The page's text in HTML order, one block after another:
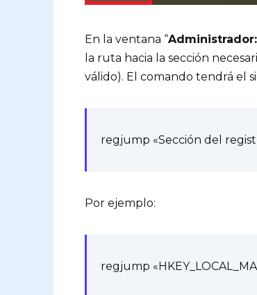
En la ventana “
la ruta hacia la sección
válido). El comando tendrá el
regjump «Sección del
Por ejemplo:
regjump